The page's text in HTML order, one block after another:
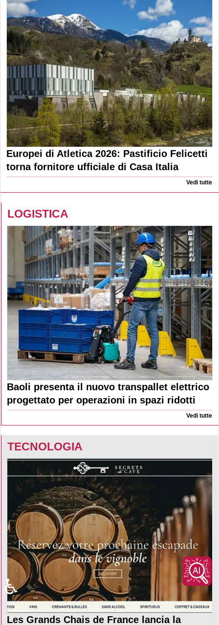
Europei di Atletica 2026: Pastificio Felicetti
torna fornitore ufficiale di Casa Italia
Vedi tutte
LOGISTICA
Baoli presenta il nuovo transpallet elettrico
progettato per operazioni in spazi ridotti
Vedi tutte
TECNOLOGIA
Les Grands Chais de France lancia la